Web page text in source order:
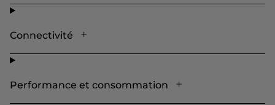
Connectivité
Performance et consommation